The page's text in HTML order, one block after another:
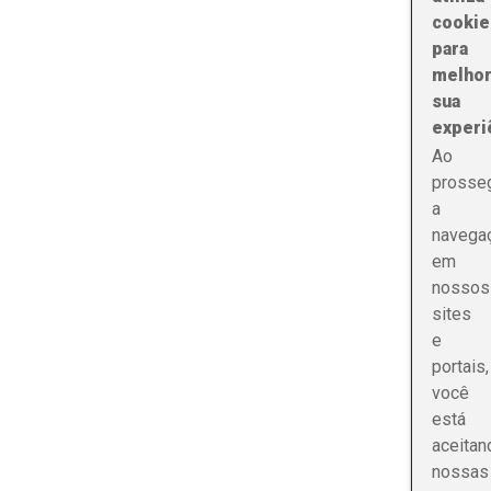
para
sua
Ao
a
em
nossos
sites
e
portais,
você
está
nossas